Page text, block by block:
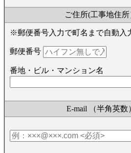
ご住所(工事地住所
※郵便番号入力で町名まで自動入
郵便番号
番地・ビル・マンション名
E-mail （半角英数